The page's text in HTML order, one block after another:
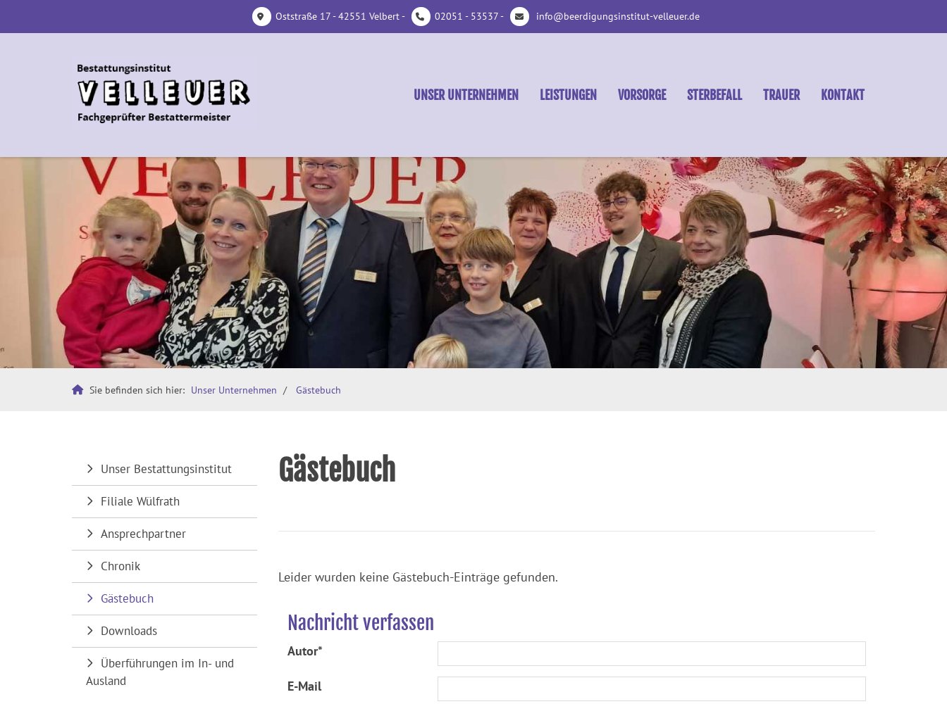
Oststraße 17 - 42551 Velbert - 02051 - 53537 - info@beerdigungsinstitut-velleuer.de
UNSER UNTERNEHMEN LEISTUNGEN VORSORGE STERBEFALL TRAUER KONTAKT
Sie befinden sich hier: Unser Unternehmen Gästebuch
Gästebuch
Leider wurden keine Gästebuch-Einträge gefunden.
Nachricht verfassen
Autor*
E-Mail
Unser Bestattungsinstitut
Filiale Wülfrath
Ansprechpartner
Chronik
Gästebuch
Downloads
Überführungen im In- und
Ausland